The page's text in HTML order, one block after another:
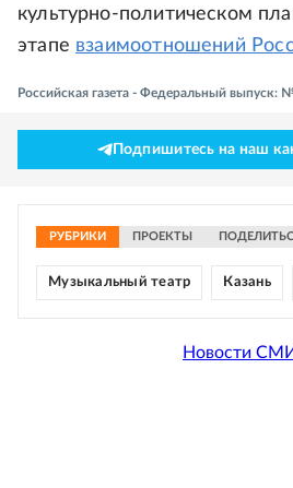
культурно-политическом
этапе взаимоотношений
Российская газета - Федеральный выпуск:
Подпишитесь на наш
РУБРИКИ ПРОЕКТЫ
Музыкальный театр Казань
Новости